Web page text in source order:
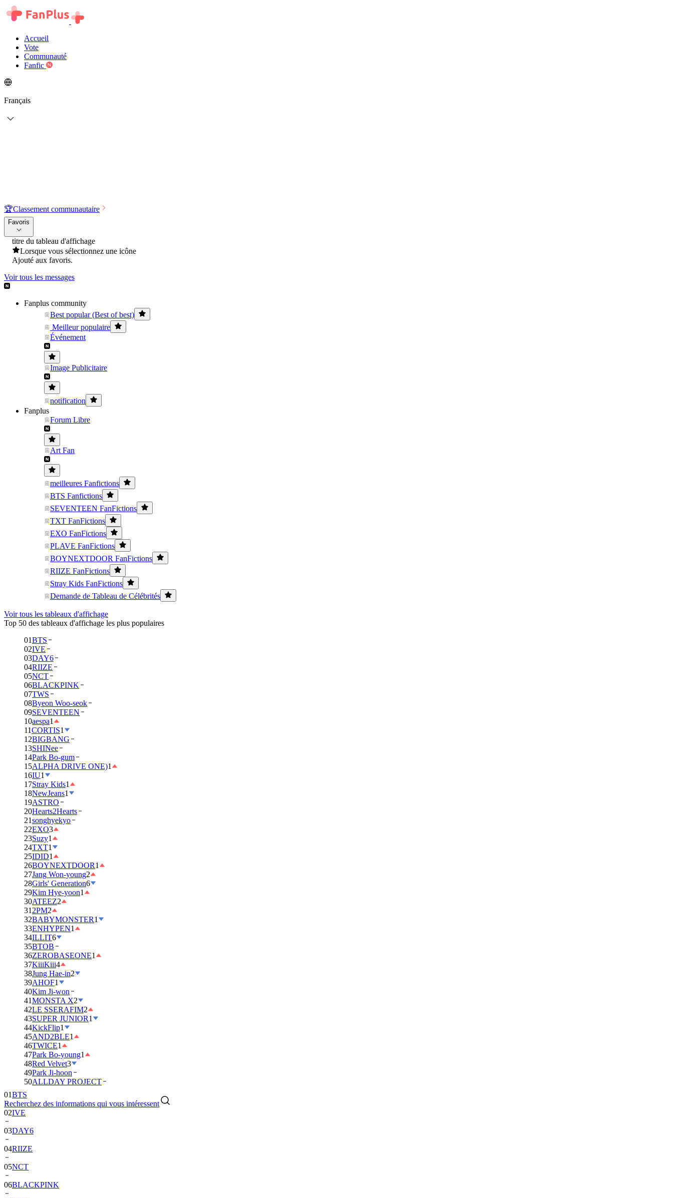
Accueil
Vote
Communauté
Fanfic
Français
🏆Classement communautaire
Favoris
titre du tableau d'affichage
Lorsque vous sélectionnez une icône
Ajouté aux favoris.
Voir tous les messages
Fanplus community
Best popular (Best of best)
Meilleur populaire
Événement
Image Publicitaire
notification
Fanplus
Forum Libre
Art Fan
meilleures Fanfictions
BTS Fanfictions
SEVENTEEN FanFictions
TXT FanFictions
EXO FanFictions
PLAVE FanFictions
BOYNEXTDOOR FanFictions
RIIZE FanFictions
Stray Kids FanFictions
Demande de Tableau de Célébrités
Voir tous les tableaux d'affichage
Top 50 des tableaux d'affichage les plus populaires
01BTS
02IVE
03DAY6
04RIIZE
05NCT
06BLACKPINK
07TWS
08Byeon Woo-seok
09SEVENTEEN
10aespa1
11CORTIS1
12BIGBANG
13SHINee
14Park Bo-gum
15ALPHA DRIVE ONE)1
16IU1
17Stray Kids1
18NewJeans1
19ASTRO
20Hearts2Hearts
21songhyekyo
22EXO3
23Suzy1
24TXT1
25IDID1
26BOYNEXTDOOR1
27Jang Won-young2
28Girls' Generation6
29Kim Hye-yoon1
30ATEEZ2
31 2PM2
32BABYMONSTER1
33ENHYPEN1
34ILLIT6
35BTOB
36ZEROBASEONE1
37KiiiKiii4
38Jung Hae-in2
39AHOF1
40Kim Ji-won
41MONSTA X2
42LE SSERAFIM2
43SUPER JUNIOR1
44KickFlip1
45AND2BLE1
46TWICE1
47Park Bo-young1
48Red Velvet3
49Park Ji-hoon
50ALLDAY PROJECT
Recherchez des informations qui vous intéressent
BTS
02IVE
03DAY6
04RIIZE
05NCT
06BLACKPINK
07TWS